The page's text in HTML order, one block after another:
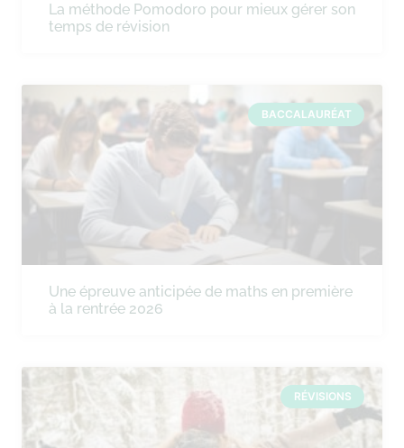
La méthode Pomodoro pour mieux gérer son
temps de révision
BACCALAURÉAT
Une épreuve anticipée de maths en première
à la rentrée 2026
RÉVISIONS